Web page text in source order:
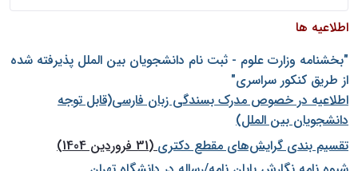
اطلاعیه ها
"بخشنامه وزارت علوم - ثبت نام دانشجويان بين الملل پذيرفته شده
از طريق كنكور سراسری"
اطلاعیه در خصوص مدرک بسندگی زبان فارسی(قابل توجه
دانشجویان بین الملل)
تقسیم بندی گرایش‌های مقطع دکتری(31 فروردین 1404)